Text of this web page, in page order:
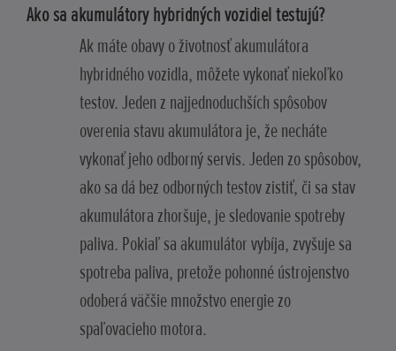
Ako sa akumulátory hybridných vozidiel testujú?
Ak máte obavy o životnosť akumulátora
hybridného vozidla, môžete vykonať niekoľko
testov. Jeden z najjednoduchších spôsobov
overenia stavu akumulátora je, že necháte
vykonať jeho odborný servis. Jeden zo spôsobov,
ako sa dá bez odborných testov zistiť, či sa stav
akumulátora zhoršuje, je sledovanie spotreby
paliva. Pokiaľ sa akumulátor vybíja, zvyšuje sa
spotreba paliva, pretože pohonné ústrojenstvo
odoberá väčšie množstvo energie zo
spaľovacieho motora.